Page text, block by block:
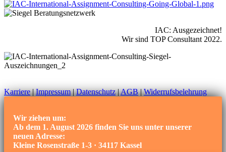
IAC: Ausgezeichnet!
Wir sind TOP Consultant 2022.
Karriere|Impressum|Datenschutz|AGB|Widerrufsbelehrung
Wir ziehen um:
Ab dem 1. August 2026 finden Sie uns unter unserer
neuen Adresse:
Kleine Rosenstraße 1-3 · 34117 Kassel